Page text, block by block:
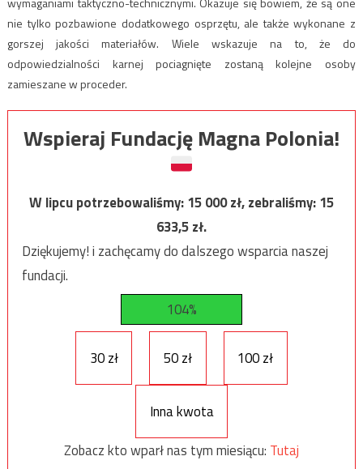
nie tylko pozbawione dodatkowego osprzętu, ale także wykonane z
gorszej jakości materiałów. Wiele wskazuje na to, że do
odpowiedzialności karnej pociagnięte zostaną kolejne osoby
zamieszane w proceder.
Wspieraj Fundację Magna Polonia!
W lipcu potrzebowaliśmy:15 000zł, zebraliśmy:15
633,5zł.
Dziękujemy! i zachęcamy do dalszego wsparcia naszej
fundacji.
104%
30 zł 50 zł 100 zł
Inna kwota
Zobacz kto wparł nas tym miesiącu: Tutaj